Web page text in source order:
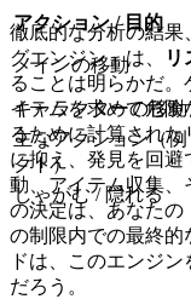
アクション / 目的
メインの移動
キャラクターの移動
主なアクション（
クト）
しゃがむ / 隠れる
徹底的な分析の結果
グエンジン」は、
リ
ることは明らかだ
イテムを求めて危
るために計算され
に抑え、発見を回
動、アイテム収集、
の決定は、あなたの
の制限内での最終的
ドは、このエンジ
だろう。